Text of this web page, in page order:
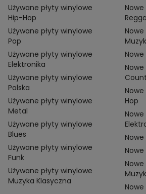
Używane płyty winylowe
Hip-Hop
Używane płyty winylowe
Pop
Używane płyty winylowe
Elektronika
Używane płyty winylowe
Polska
Używane płyty winylowe
Metal
Używane płyty winylowe
Blues
Używane płyty winylowe
Funk
Używane płyty winylowe
Muzyka Klasyczna
Nowe
Hop
Nowe
Nowe